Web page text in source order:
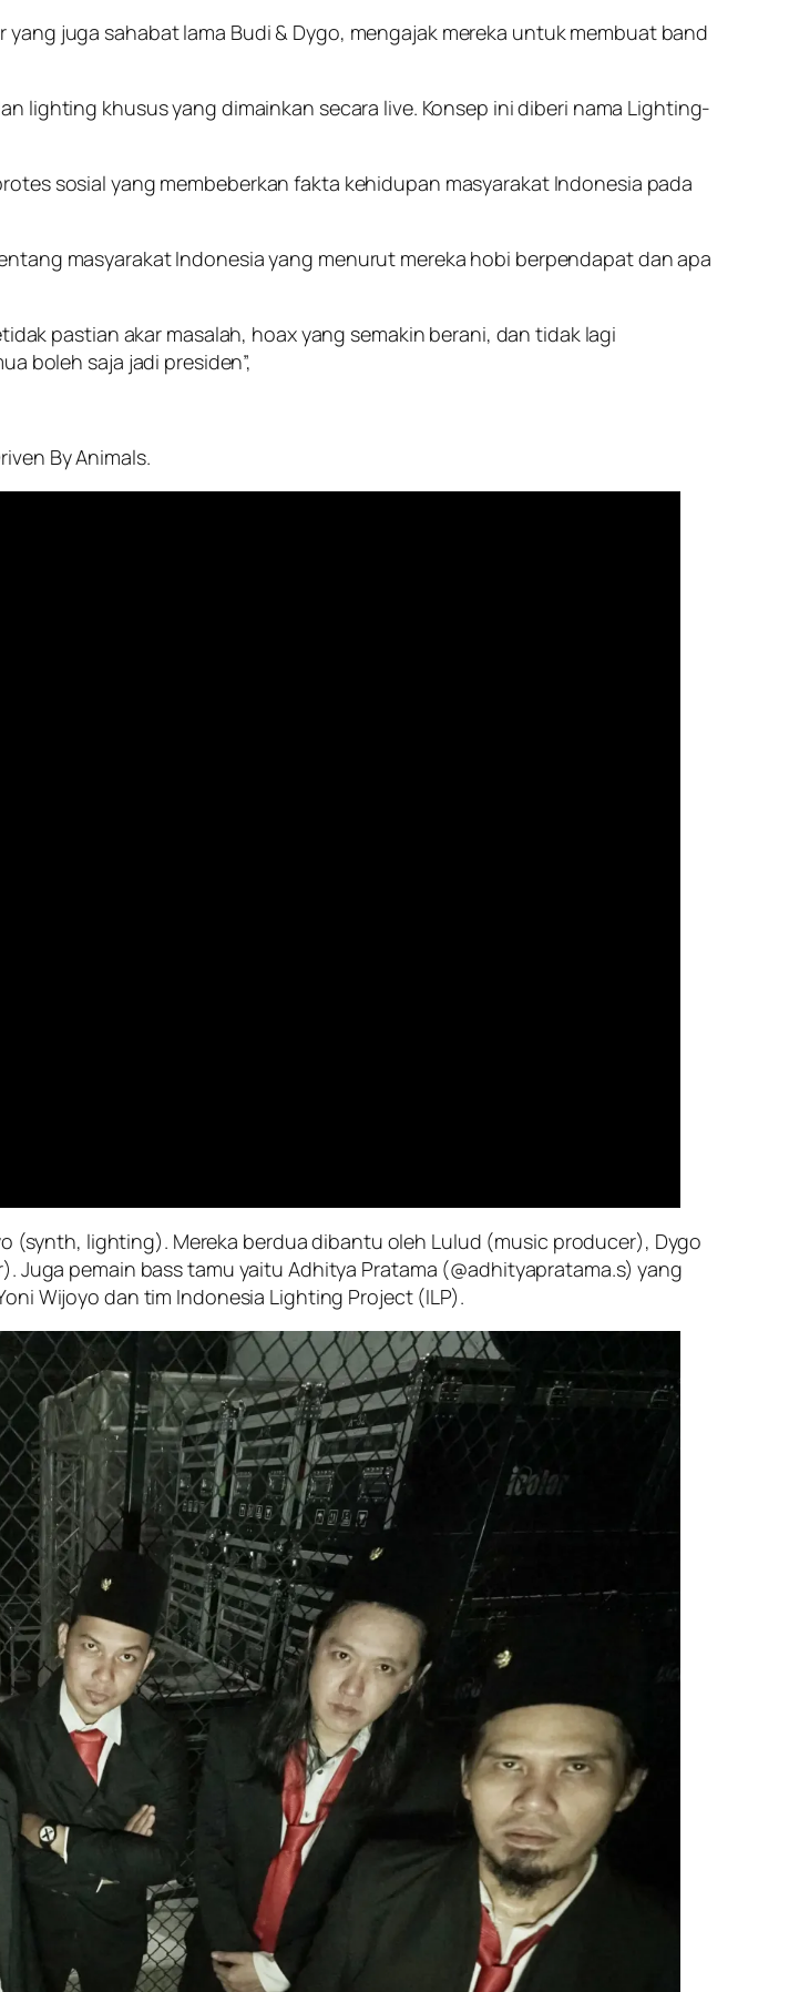
juga sahabat lama Budi & Dygo, mengajak mereka untuk membuat band
lighting khusus yang dimainkan secara live. Konsep ini diberi nama Lighting-
sosial yang membeberkan fakta kehidupan masyarakat Indonesia pada
masyarakat Indonesia yang menurut mereka hobi berpendapat dan apa
pastian akar masalah, hoax yang semakin berani, dan tidak lagi
boleh saja jadi presiden”,
By Animals.
(synth, lighting). Mereka berdua dibantu oleh Lulud (music producer), Dygo
Juga pemain bass tamu yaitu Adhitya Pratama (@adhityapratama.s) yang
Wijoyo dan tim Indonesia Lighting Project (ILP).